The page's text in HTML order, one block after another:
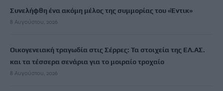
Συνελήφθη ένα ακόμη μέλος της συμμορίας του «Έντικ»
8 Αυγούστου, 2026
Οικογενειακή τραγωδία στις Σέρρες: Τα στοιχεία της ΕΛ.ΑΣ.
και τα τέσσερα σενάρια για το μοιραίο τροχαίο
8 Αυγούστου, 2026